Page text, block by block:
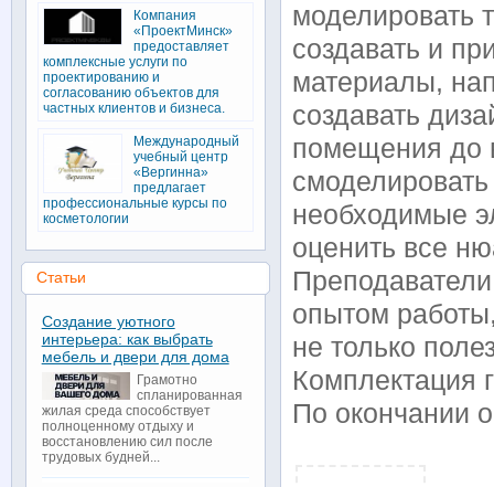
моделировать
создавать и
материалы,
создавать
помещения до
необходимые
оценить все
опытом
не только
Комплектация
По окончании
Компания
«ПроектМинск»
предоставляет
комплексные услуги по
проектированию и
согласованию объектов для
частных клиентов и бизнеса.
Международный
учебный центр
«Вергинна»
предлагает
профессиональные курсы по
косметологии
Статьи
Создание уютного
интерьера: как выбрать
мебель и двери для дома
Грамотно
спланированная
жилая среда способствует
полноценному отдыху и
восстановлению сил после
трудовых будней...